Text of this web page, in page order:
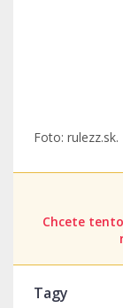
Foto: rulezz.sk.
Chcete
Tagy